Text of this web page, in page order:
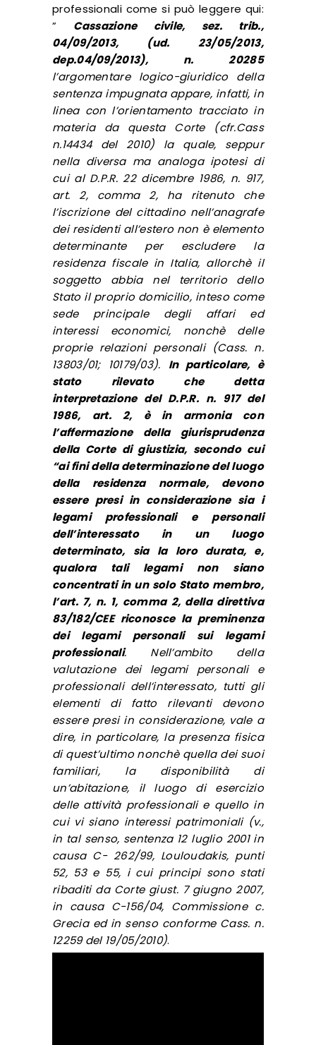
professionali come si può leggere qui:
” Cassazione civile, sez. trib.,
04/09/2013, (ud. 23/05/2013,
dep.04/09/2013), n. 20285
l’argomentare logico-giuridico della
sentenza impugnata appare, infatti, in
linea con l’orientamento tracciato in
materia da questa Corte (cfr.Cass
n.14434 del 2010) la quale, seppur
nella diversa ma analoga ipotesi di
cui al D.P.R. 22 dicembre 1986, n. 917,
art. 2, comma 2, ha ritenuto che
l’iscrizione del cittadino nell’anagrafe
dei residenti all’estero non è elemento
determinante per escludere la
residenza fiscale in Italia, allorchè il
soggetto abbia nel territorio dello
Stato il proprio domicilio, inteso come
sede principale degli affari ed
interessi economici, nonchè delle
proprie relazioni personali (Cass. n.
13803/01; 10179/03). In particolare, è
stato rilevato che detta
interpretazione del D.P.R. n. 917 del
1986, art. 2, è in armonia con
l’affermazione della giurisprudenza
della Corte di giustizia, secondo cui
“ai fini della determinazione del luogo
della residenza normale, devono
essere presi in considerazione sia i
legami professionali e personali
dell’interessato in un luogo
determinato, sia la loro durata, e,
qualora tali legami non siano
concentrati in un solo Stato membro,
l’art. 7, n. 1, comma 2, della direttiva
83/182/CEE riconosce la preminenza
dei legami personali sui legami
professionali. Nell’ambito della
valutazione dei legami personali e
professionali dell’interessato, tutti gli
elementi di fatto rilevanti devono
essere presi in considerazione, vale a
dire, in particolare, la presenza fisica
di quest’ultimo nonchè quella dei suoi
familiari, la disponibilità di
un’abitazione, il luogo di esercizio
delle attività professionali e quello in
cui vi siano interessi patrimoniali (v.,
in tal senso, sentenza 12 luglio 2001 in
causa C- 262/99, Louloudakis, punti
52, 53 e 55, i cui principi sono stati
ribaditi da Corte giust. 7 giugno 2007,
in causa C-156/04, Commissione c.
Grecia ed in senso conforme Cass. n.
12259 del 19/05/2010).